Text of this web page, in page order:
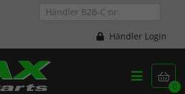
Händler Login

0
